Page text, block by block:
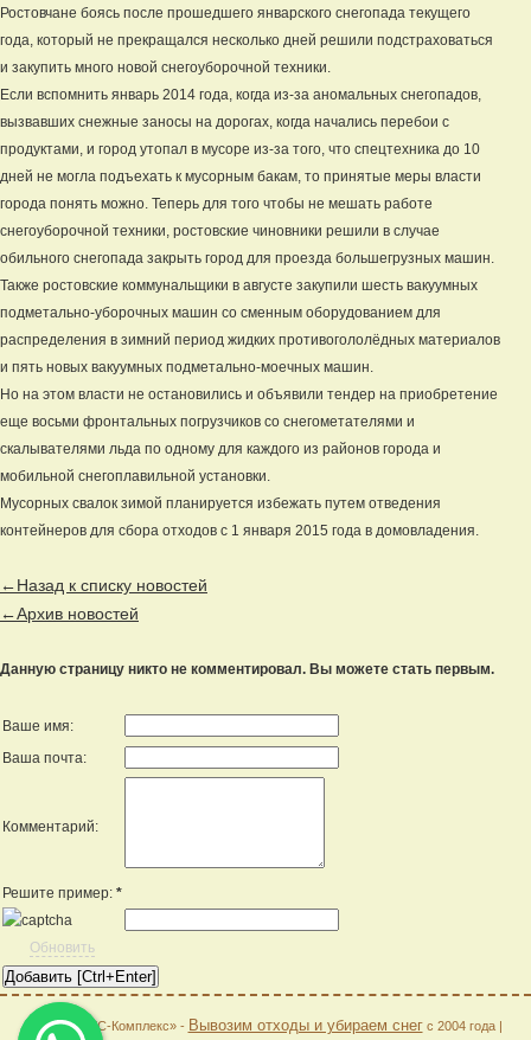
Ростовчане боясь после прошедшего январского снегопада текущего
года, который не прекращался несколько дней решили подстраховаться
и закупить много новой снегоуборочной техники.
Если вспомнить январь 2014 года, когда из-за аномальных снегопадов,
вызвавших снежные заносы на дорогах, когда начались перебои с
продуктами, и город утопал в мусоре из-за того, что спецтехника до 10
дней не могла подъехать к мусорным бакам, то принятые меры власти
города понять можно. Теперь для того чтобы не мешать работе
снегоуборочной техники, ростовские чиновники решили в случае
обильного снегопада закрыть город для проезда большегрузных машин.
Также ростовские коммунальщики в августе закупили шесть вакуумных
подметально-уборочных машин со сменным оборудованием для
распределения в зимний период жидких противогололёдных материалов
и пять новых вакуумных подметально-моечных машин.
Но на этом власти не остановились и объявили тендер на приобретение
еще восьми фронтальных погрузчиков со снегометателями и
скалывателями льда по одному для каждого из районов города и
мобильной снегоплавильной установки.
Мусорных свалок зимой планируется избежать путем отведения
контейнеров для сбора отходов с 1 января 2015 года в домовладения.
←Назад к списку новостей
←Архив новостей
Данную страницу никто не комментировал. Вы можете стать первым.
Ваше имя:
Ваша почта:
Комментарий:
Решите пример: *
Обновить
© 2026 «АГС-Комплекс» - Вывозим отходы и убираем снегс 2004 года |